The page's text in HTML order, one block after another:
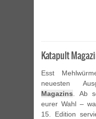
Katapult
Esst
neuesten
Magazins . Ab
eurer Wahl –
15. Edition